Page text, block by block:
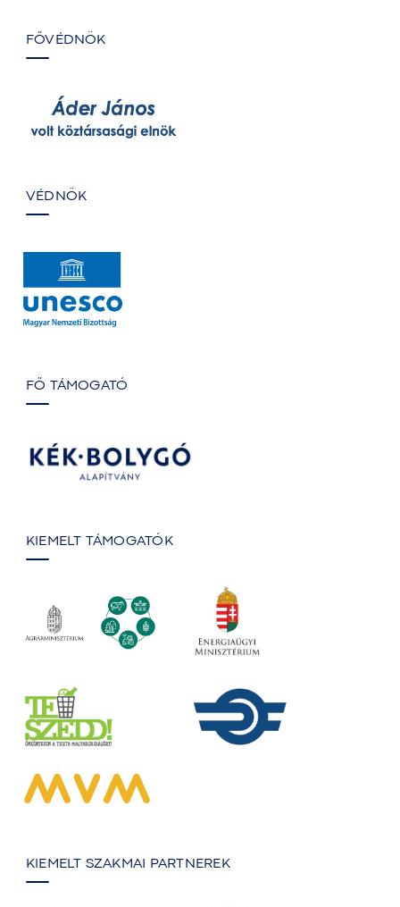
FŐVÉDNÖK
VÉDNÖK
FŐ TÁMOGATÓ
KIEMELT TÁMOGATÓK
KIEMELT SZAKMAI PARTNEREK